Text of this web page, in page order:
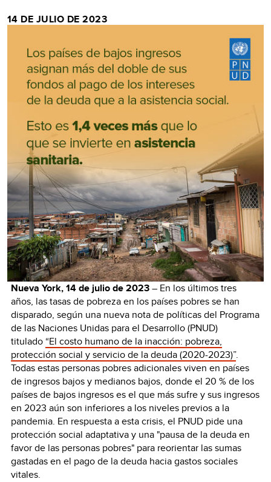
14 DE JULIO DE 2023
Nueva York, 14 de julio de 2023– En los últimos tres
años, las tasas de pobreza en los países pobres se han
disparado, según una nueva nota de políticas del Programa
de las Naciones Unidas para el Desarrollo (PNUD)
titulado “El costo humano de la inacción: pobreza,
protección social y servicio de la deuda (2020-2023)”.
Todas estas personas pobres adicionales viven en países
de ingresos bajos y medianos bajos, donde el 20 % de los
países de bajos ingresos es el que más sufre y sus ingresos
en 2023 aún son inferiores a los niveles previos a la
pandemia. En respuesta a esta crisis, el PNUD pide una
protección social adaptativa y una "pausa de la deuda en
favor de las personas pobres" para reorientar las sumas
gastadas en el pago de la deuda hacia gastos sociales
vitales.